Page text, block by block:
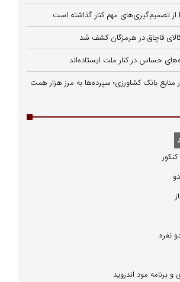
از تصمیم‌گیری‌های مهم کنار گذاشته است
حساس در کنار ملت ایستاده‌اند
منابع بانک کشاورزی؛ سپرده‌ها به مرز هزار همت
نفره
برنامه مود اندروید